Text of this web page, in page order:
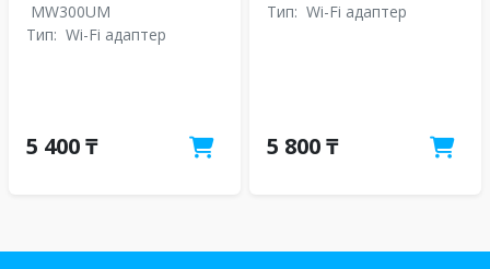
MW300UM
Тип: Wi-Fi адаптер
5 400 ₸
Тип: Wi-Fi адаптер
5 800 ₸